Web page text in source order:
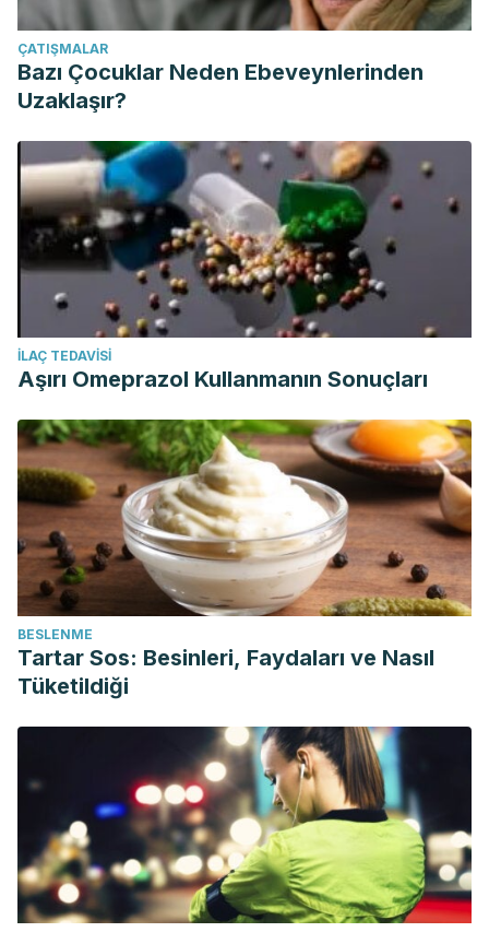
ÇATIŞMALAR
Bazı Çocuklar Neden Ebeveynlerinden
Uzaklaşır?
İLAÇ TEDAVISI
Aşırı Omeprazol Kullanmanın Sonuçları
BESLENME
Tartar Sos: Besinleri, Faydaları ve Nasıl
Tüketildiği